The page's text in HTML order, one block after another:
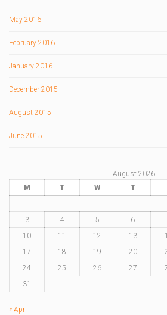
May 2016
February 2016
January 2016
December 2015
August 2015
June 2015
August 2026
M
T W T
3
4 5 6
10
11 12 13
17
18 19 20
24
25 26 27
31
« Apr